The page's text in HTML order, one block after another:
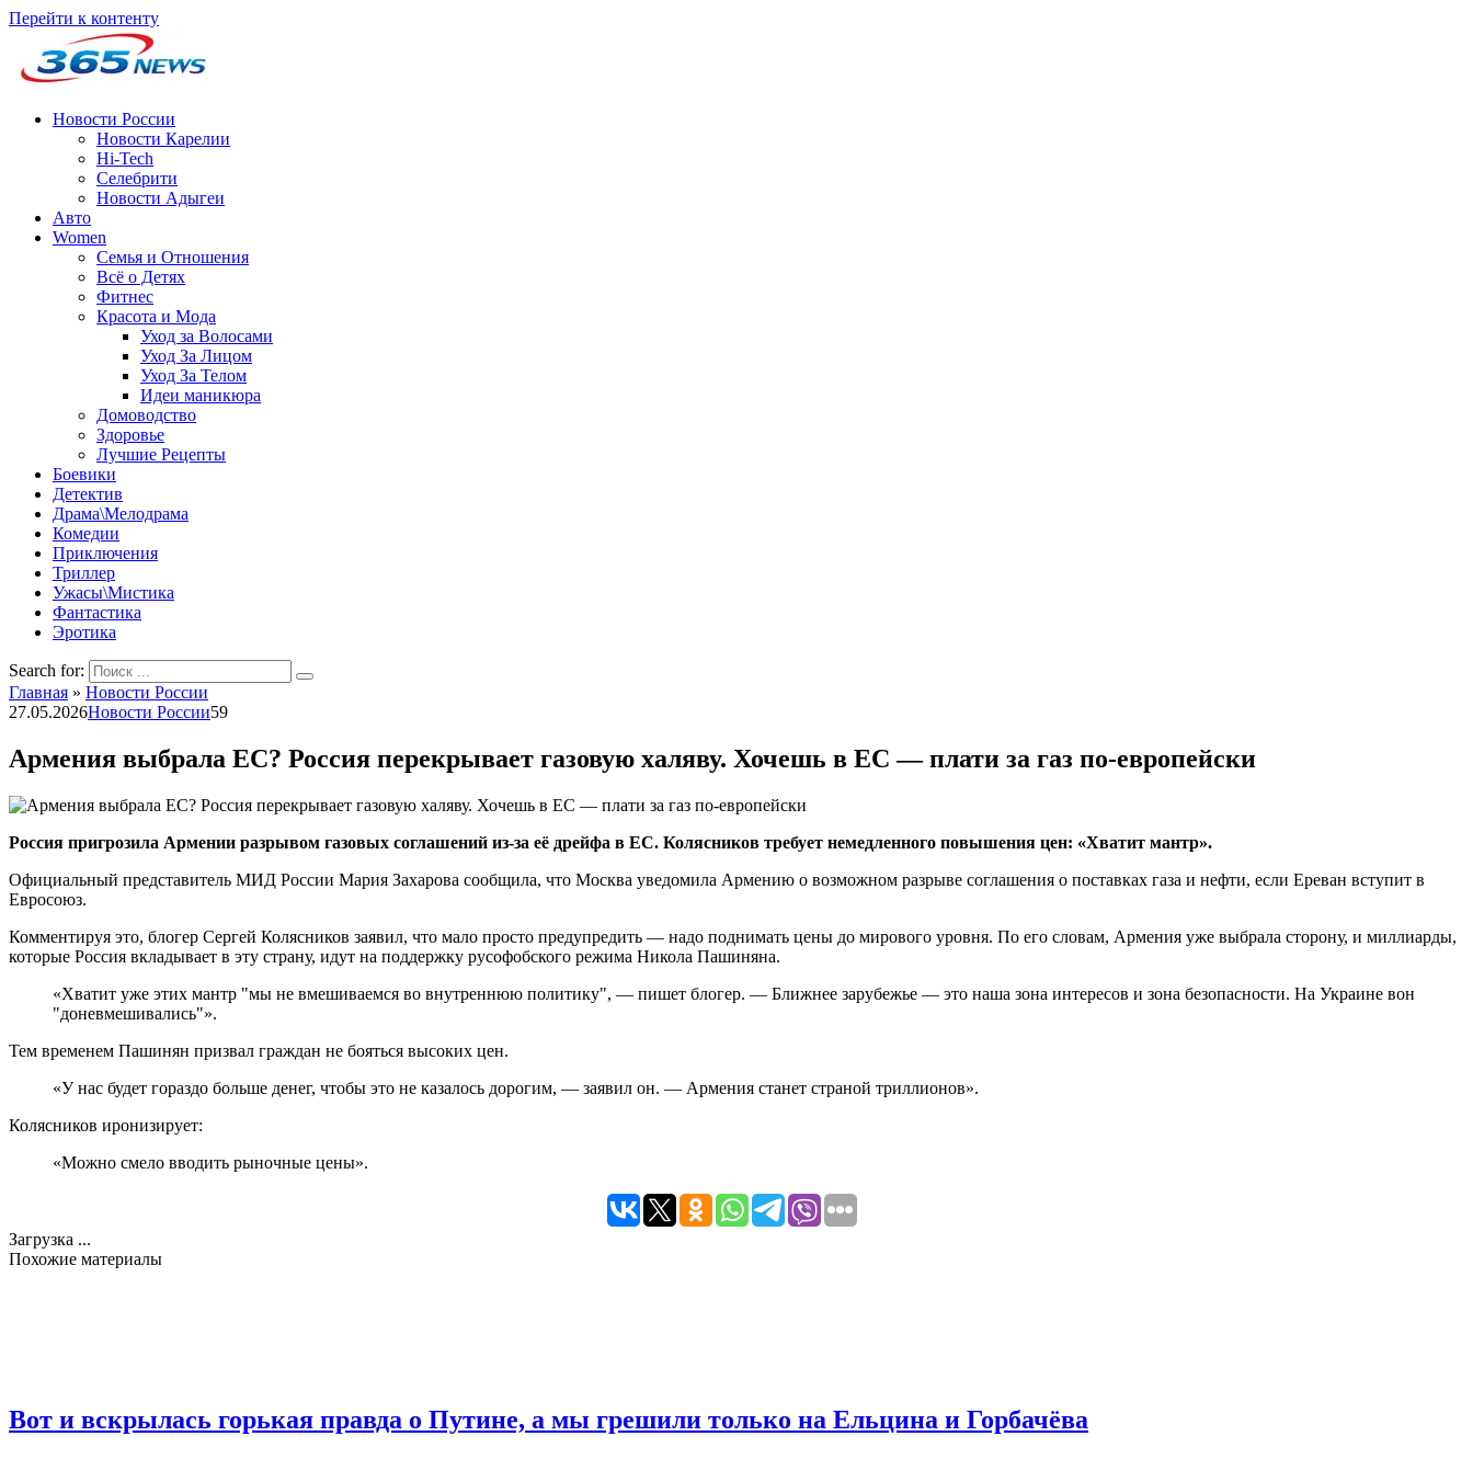
Перейти к контенту
Новости России
Новости Карелии
Hi-Tech
Селебрити
Новости Адыгеи
Авто
Women
Семья и Отношения
Всё о Детях
Фитнес
Красота и Мода
Уход за Волосами
Уход За Лицом
Уход За Телом
Идеи маникюра
Домоводство
Здоровье
Лучшие Рецепты
Боевики
Детектив
Драма\Мелодрама
Комедии
Приключения
Триллер
Ужасы\Мистика
Фантастика
Эротика
Search for:
Главная » Новости России
27.05.2026Новости России59
Армения выбрала ЕС? Россия перекрывает газовую халяву. Хочешь в ЕС — плати за газ по‑европейски
Россия пригрозила Армении разрывом газовых соглашений из‑за её дрейфа в ЕС. Колясников требует немедленного повышения цен: «Хватит мантр».
Официальный представитель МИД России Мария Захарова сообщила, что Москва уведомила Армению о возможном разрыве соглашения о поставках газа и нефти, если Ереван вступит в
Евросоюз.
Комментируя это, блогер Сергей Колясников заявил, что мало просто предупредить — надо поднимать цены до мирового уровня. По его словам, Армения уже выбрала сторону, и миллиарды,
которые Россия вкладывает в эту страну, идут на поддержку русофобского режима Никола Пашиняна.
«Хватит уже этих мантр "мы не вмешиваемся во внутреннюю политику", — пишет блогер. — Ближнее зарубежье — это наша зона интересов и зона безопасности. На Украине вон
"доневмешивались"».
Тем временем Пашинян призвал граждан не бояться высоких цен.
«У нас будет гораздо больше денег, чтобы это не казалось дорогим, — заявил он. — Армения станет страной триллионов».
Колясников иронизирует:
«Можно смело вводить рыночные цены».
Загрузка ...
Похожие материалы
Вот и вскрылась горькая правда о Путине, а мы грешили только на Ельцина и Горбачёва